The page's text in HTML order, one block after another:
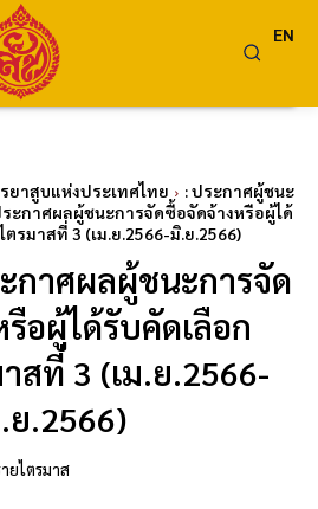
EN
ยาสูบแห่งประเทศไทย
: ประกาศผู้ชนะ
ะกาศผลผู้ชนะการจัดซื้อจัดจ้างหรือผู้ได้
รมาสที่ 3 (เม.ย.2566-มิ.ย.2566)
กาศผลผู้ชนะการจัด
อผู้ได้รับคัดเลือก
สที่ 3 (เม.ย.2566-
ย.2566)
ยไตรมาส